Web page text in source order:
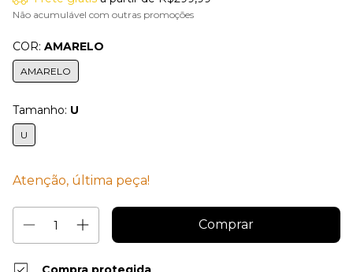
Não acumulável com outras promoções
COR: AMARELO
AMARELO
Tamanho: U
U
Atenção, última peça!